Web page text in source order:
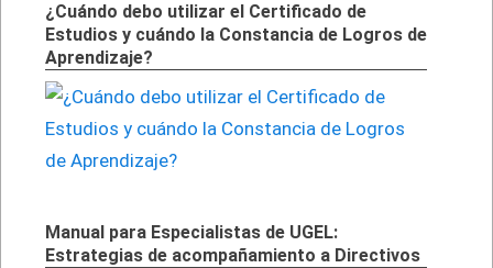
¿Cuándo debo utilizar el Certificado de
Estudios y cuándo la Constancia de Logros de
Aprendizaje?
Manual para Especialistas de UGEL:
Estrategias de acompañamiento a Directivos